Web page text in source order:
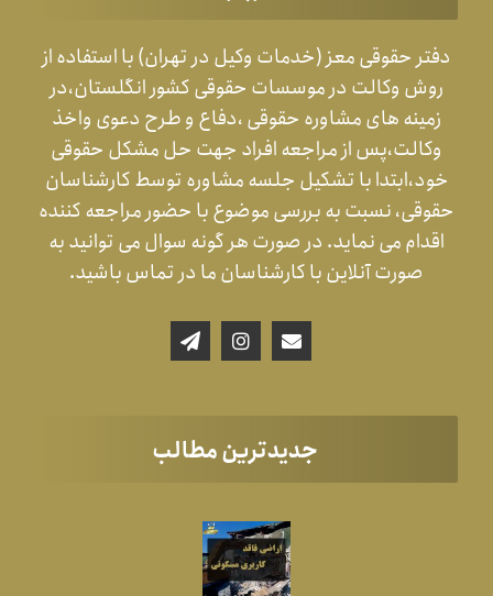
دفتر حقوقی معز (خدمات وکیل در تهران) با استفاده از
روش وکالت در موسسات حقوقی کشور انگلستان،در
زمینه های مشاوره حقوقی ،دفاع و طرح دعوی واخذ
وکالت،پس از مراجعه افراد جهت حل مشکل حقوقی
خود،ابتدا با تشکیل جلسه مشاوره توسط کارشناسان
حقوقی، نسبت به بررسی موضوع با حضور مراجعه کننده
اقدام می نماید. در صورت هر گونه سوال می توانید به
صورت آنلاین با کارشناسان ما در تماس باشید.
جدیدترین مطالب